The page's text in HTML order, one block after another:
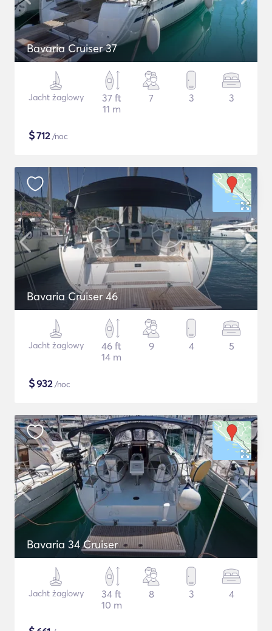
Bavaria Cruiser 37
Jacht żaglowy
37 ft
11 m
7 3 3
$712/noc
Bavaria Cruiser 46
Jacht żaglowy
46 ft
14 m
9 4 5
$932/noc
Bavaria 34 Cruiser
Jacht żaglowy
34 ft
10 m
8 3 4